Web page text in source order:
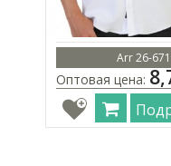
Arr 26-
Оптовая цена: